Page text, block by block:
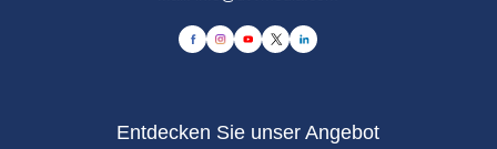
Entdecken Sie unser Angebot